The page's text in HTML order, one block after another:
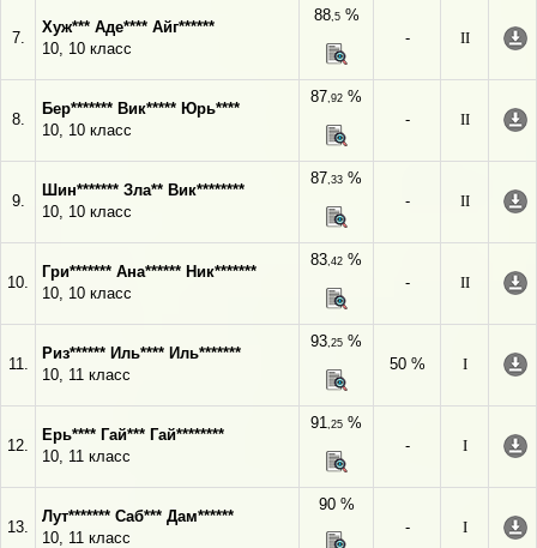
7.
Хуж*** Аде**** Айг******
10, 10 класс
88,5%
-
II
8.
Бер******* Вик***** Юрь****
10, 10 класс
87,92 %
-
II
9.
Шин******* Зла** Вик********
10, 10 класс
87,33 %
-
II
10.
Гри******* Ана****** Ник*******
10, 10 класс
83,42 %
-
II
11.
Риз****** Иль**** Иль*******
10, 11 класс
93,25 %
50 %
I
12.
Ерь**** Гай*** Гай********
10, 11 класс
91,25 %
-
I
13.
Лут******* Саб*** Дам******
10, 11 класс
90 %
-
I